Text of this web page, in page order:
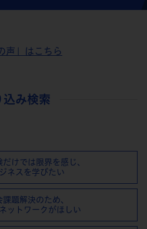
声」はこちら
込み検索
けでは限界を感じ、
ネスを学びたい
題解決のため、
ットワークがほしい